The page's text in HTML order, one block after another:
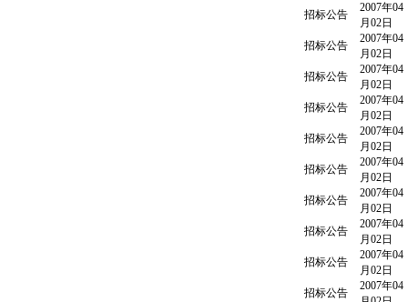
招标公告
2007年04
月02日
招标公告
2007年04
月02日
招标公告
2007年04
月02日
招标公告
2007年04
月02日
招标公告
2007年04
月02日
招标公告
2007年04
月02日
招标公告
2007年04
月02日
招标公告
2007年04
月02日
招标公告
2007年04
月02日
招标公告
2007年04